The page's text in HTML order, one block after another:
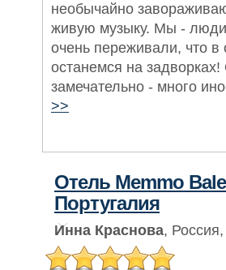
необычайно
живую музыку. Мы -
очень переживали, что
останемся на
замечательно - много
>>
Отель Memmo
Португалия
Инна Краснова,